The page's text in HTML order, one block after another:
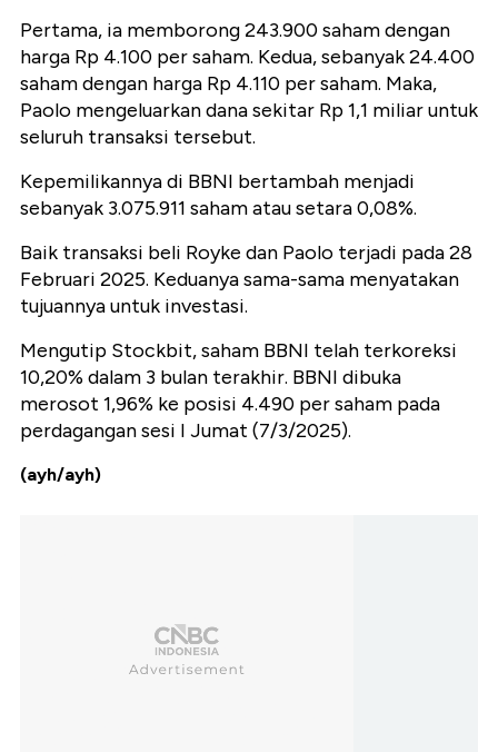
Pertama, ia memborong 243.900 saham dengan
harga Rp 4.100 per saham. Kedua, sebanyak 24.400
saham dengan harga Rp 4.110 per saham. Maka,
Paolo mengeluarkan dana sekitar Rp 1,1 miliar untuk
seluruh transaksi tersebut.
Kepemilikannya di BBNI bertambah menjadi
sebanyak 3.075.911 saham atau setara 0,08%.
Baik transaksi beli Royke dan Paolo terjadi pada 28
Februari 2025. Keduanya sama-sama menyatakan
tujuannya untuk investasi.
Mengutip Stockbit, saham BBNI telah terkoreksi
10,20% dalam 3 bulan terakhir. BBNI dibuka
merosot 1,96% ke posisi 4.490 per saham pada
perdagangan sesi I Jumat (7/3/2025).
(ayh/ayh)